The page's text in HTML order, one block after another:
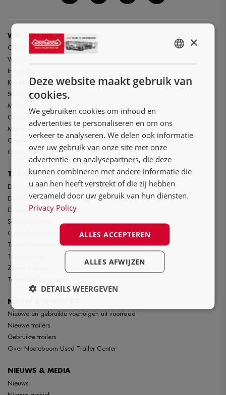
WIE ZIJN WE
Over Nooteboom
Waardes
Innovatie
Kwaliteit en duurzaamheid
Strategie
Markten
Geschiedenis
Management
Organisatie
Contact
TRAILERS
Dieplader
Dieplader te koop
Diepladers tweedehands
Semi dieplader
Oplegger te koop
Tweedehands trailer
Trailer kopen
Zwaar transport
Teletrailer Longrunner
NIEUW & GEBRUIKT
Nieuwe en gebruikte voertuigen uit voorraad
Nieuwe trailers
Gebruikte trailers
Over Nooteboom Used Trailer Center
NIEUWS & MEDIA
Nieuws
×
Deze website maakt gebruik van
cookies.
We gebruiken cookies om inhoud en
advertenties te personaliseren en om ons
verkeer te analyseren. We delen ook informatie
over uw gebruik van onze site met onze
advertentie- en analysepartners, die deze
kunnen combineren met andere informatie die
u aan hen heeft verstrekt of die zij hebben
verzameld door uw gebruik van hun diensten.
Privacy Policy
ALLES ACCEPTEREN
ALLES AFWIJZEN
DETAILS WEERGEVEN